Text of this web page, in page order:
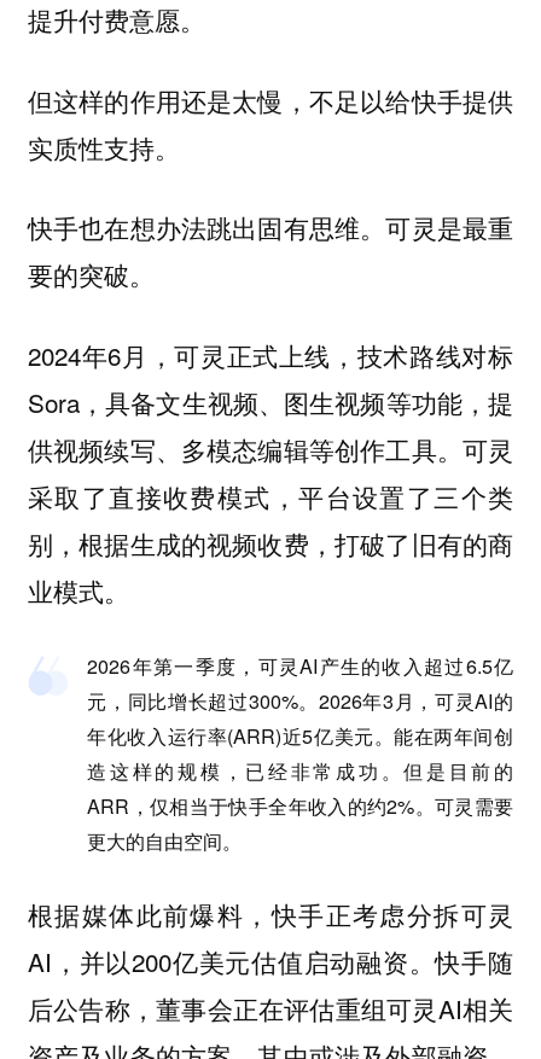
提升付费意愿。
但这样的作用还是太慢，不足以给快手提供
实质性支持。
快手也在想办法跳出固有思维。可灵是最重
要的突破。
2024年6月，可灵正式上线，技术路线对标
Sora，具备文生视频、图生视频等功能，提
供视频续写、多模态编辑等创作工具。可灵
采取了直接收费模式，平台设置了三个类
别，根据生成的视频收费，打破了旧有的商
业模式。
2026年第一季度，可灵AI产生的收入超过6.5亿
元，同比增长超过300%。2026年3月，可灵AI的
年化收入运行率(ARR)近5亿美元。能在两年间创
造这样的规模，已经非常成功。但是目前的
ARR，仅相当于快手全年收入的约2%。可灵需要
更大的自由空间。
根据媒体此前爆料，快手正考虑分拆可灵
AI，并以200亿美元估值启动融资。快手随
后公告称，董事会正在评估重组可灵AI相关